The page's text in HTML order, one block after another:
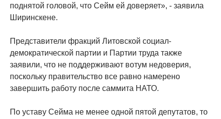
поднятой головой, что Сейм ей доверяет», - заявила
Ширинскене.
Представители фракций Литовской социал-
демократической партии и Партии труда также
заявили, что не поддерживают вотум недоверия,
поскольку правительство все равно намерено
завершить работу после саммита НАТО.
По уставу Сейма не менее одной пятой депутатов, то